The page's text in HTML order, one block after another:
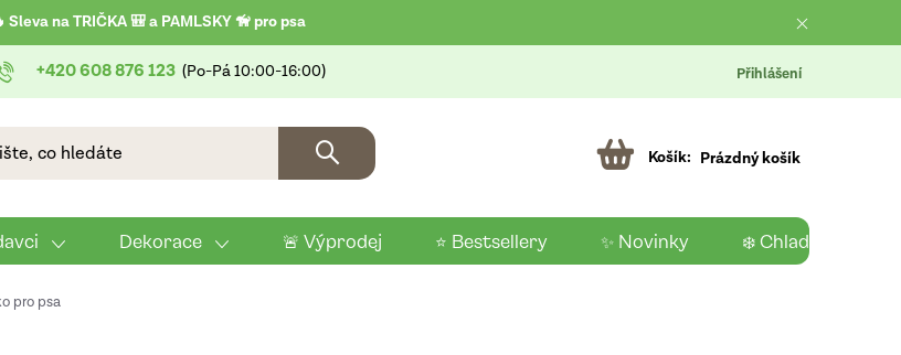
Sleva na TRIČKA 🎒 a PAMLSKY 🦮 pro psa
+420 608 876 123 Přihlášení
Prázdný košík
Dekorace 🚨 Výprodej ⭐ Bestsellery ✨ Novinky ❄️ Chladící
pro psa